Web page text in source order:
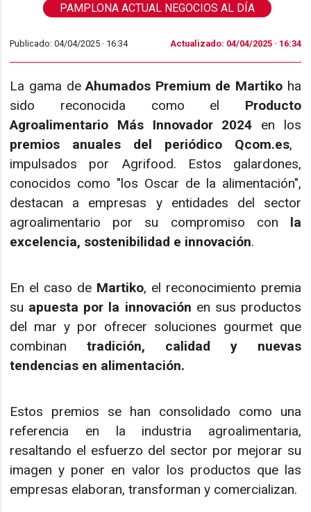
PAMPLONA ACTUAL NEGOCIOS AL DÍA
Publicado: 04/04/2025 · 16:34 Actualizado: 04/04/2025 · 16:34
La gama deAhumados Premium de Martiko ha
sido reconocida como el Producto
Agroalimentario Más Innovador 2024 en los
premios anuales del periódico Qcom.es,
impulsados por Agrifood. Estos galardones,
conocidos como "los Oscar de la alimentación",
destacan a empresas y entidades del sector
agroalimentario por su compromiso con la
excelencia, sostenibilidad e innovación.
En el caso de Martiko, el reconocimiento premia
su apuesta por la innovación en sus productos
del mar y por ofrecer soluciones gourmet que
combinantradición, calidad y nuevas
tendencias en alimentación.
Estos premios se han consolidado como una
referencia en la industria agroalimentaria,
resaltando el esfuerzo del sector por mejorar su
imagen y poner en valor los productos que las
empresas elaboran, transforman y comercializan.